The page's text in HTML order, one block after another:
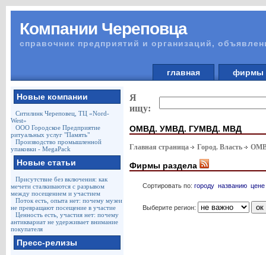
Компании Череповца
справочник предприятий и организаций,
главная
Новые компании
Ситилинк Череповец, ТЦ «Nord-
West»
ООО Городское Предприятие
ритуальных услуг "Память"
Производство промышленной
упаковки - MegaPack
Новые статьи
Присутствие без включения: как
мечети сталкиваются с разрывом
между посещением и участием
Поток есть, опыта нет: почему музеи
не превращают посещение в участие
Ценность есть, участия нет: почему
антиквариат не удерживает внимание
покупателя
Пресс-релизы
Я
ищу:
ОМВД. УМВД. ГУМВД. МВД
Главная страница Город. Власть
Фирмы раздела
Сортировать по: городу названию цене
Выберите регион: